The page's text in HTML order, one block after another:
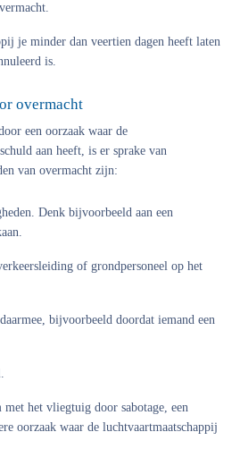
je minder dan veertien dagen heeft laten
is.
overmacht
een oorzaak waar de
aan heeft, is er sprake van
van overmacht zijn:
Denk bijvoorbeeld aan een
of grondpersoneel op het
bijvoorbeeld doordat iemand een
met het vliegtuig door sabotage, een
oorzaak waar de luchtvaartmaatschappij